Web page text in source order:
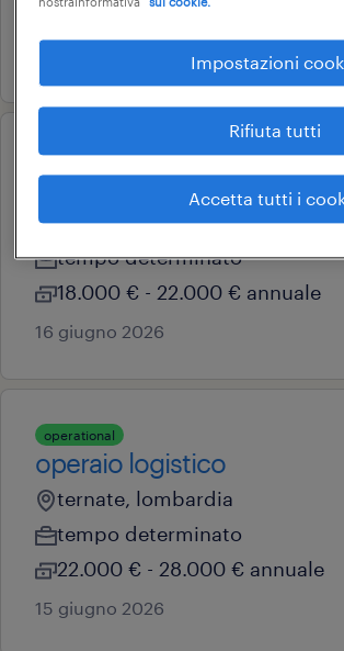
operational
operaio metalmeccanico
fino mornasco, lombardia
tempo determinato
18.000 € - 22.000 € annuale
16 giugno 2026
operational
operaio logistico
ternate, lombardia
tempo determinato
22.000 € - 28.000 € annuale
15 giugno 2026
Impostazioni
Rifiuta tutti
Accetta tutti i